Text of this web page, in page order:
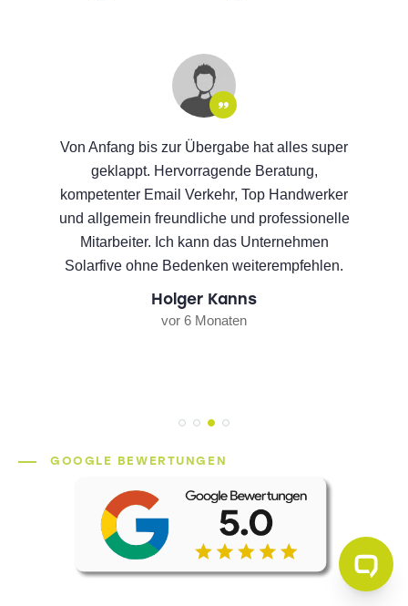
Von Anfang bis zur Übergabe hat alles super
geklappt. Hervorragende Beratung,
kompetenter Email Verkehr, Top Handwerker
und allgemein freundliche und professionelle
Mitarbeiter. Ich kann das Unternehmen
Solarfive ohne Bedenken weiterempfehlen.
Holger Kanns
vor 6 Monaten
GOOGLE BEWERTUNGEN